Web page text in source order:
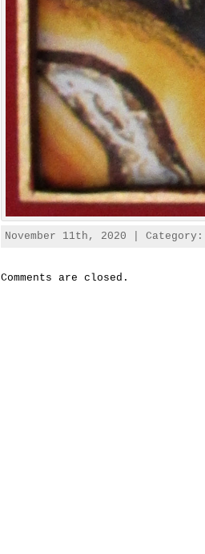
November 11th, 2020 | Category:
Comments are closed.